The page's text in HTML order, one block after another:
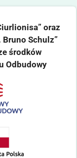
oraz
Bruno Schulz”
środków
Odbudowy